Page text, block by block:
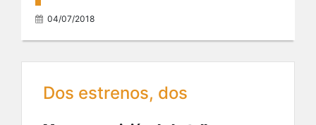
04/07/2018
Dos estrenos, dos